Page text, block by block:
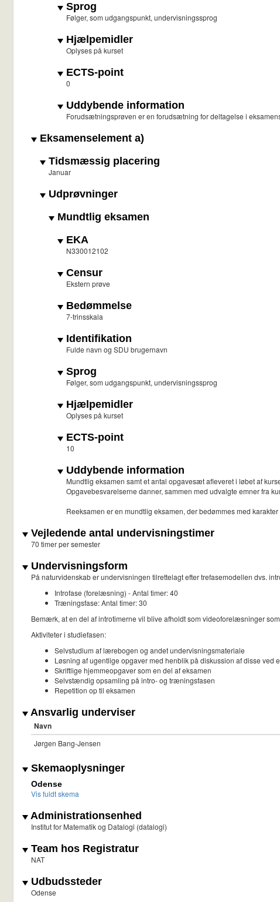
Sprog
Følger, som udgangspunkt, undervisningssprog
Hjælpemidler
Oplyses på kurset
ECTS-point
0
Uddybende information
Forudsætningsprøven er en forudsætning for deltagelse i
Eksamenselement a)
Tidsmæssig placering
Januar
Udprøvninger
Mundtlig eksamen
EKA
N330012102
Censur
Ekstern prøve
Bedømmelse
7-trinsskala
Identifikation
Fulde navn og SDU brugernavn
Sprog
Følger, som udgangspunkt, undervisningssprog
Hjælpemidler
Oplyses på kurset
ECTS-point
10
Uddybende information
Mundtlig eksamen samt et antal opgavesæt afleveret i løbet af
Opgavebesvarelserne danner, sammen med udvalgte emner fra
Reeksamen er en mundtlig eksamen, der bedømmes med
Vejledende antal undervisningstimer
70 timer per semester
Undervisningsform
På naturvidenskab er undervisningen tilrettelagt efter trefasemodellen dvs.
Introfase (forelæsning) - Antal timer: 40
Træningsfase: Antal timer: 30
Bemærk, at en del af introtimerne vil blive afholdt som videoforelæsninger
Aktiviteter i studiefasen:
Selvstudium af lærebogen og andet undervisningsmateriale
Løsning af ugentlige opgaver med henblik på diskussion af disse ved
Skriftlige hjemmeopgaver som en del af eksamen
Selvstændig opsamling på intro- og træningsfasen
Repetition op til eksamen
Ansvarlig underviser
Navn
Jørgen Bang-Jensen
Skemaoplysninger
Odense
Vis fuldt skema
Administrationsenhed
Institut for Matematik og Datalogi (datalogi)
Team hos Registratur
NAT
Udbudssteder
Odense